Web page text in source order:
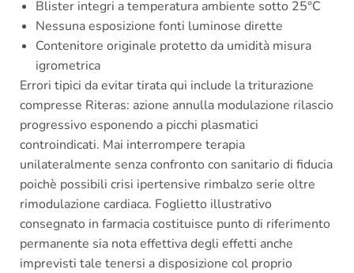
Blister integri a temperatura ambiente sotto 25°C
Nessuna esposizione fonti luminose dirette
Contenitore originale protetto da umidità misura
igrometrica
Errori tipici da evitar tirata qui include la triturazione
compresse Riteras: azione annulla modulazione rilascio
progressivo esponendo a picchi plasmatici
controindicati. Mai interrompere terapia
unilateralmente senza confronto con sanitario di fiducia
poichè possibili crisi ipertensive rimbalzo serie oltre
rimodulazione cardiaca. Foglietto illustrativo
consegnato in farmacia costituisce punto di riferimento
permanente sia nota effettiva degli effetti anche
imprevisti tale tenersi a disposizione col proprio